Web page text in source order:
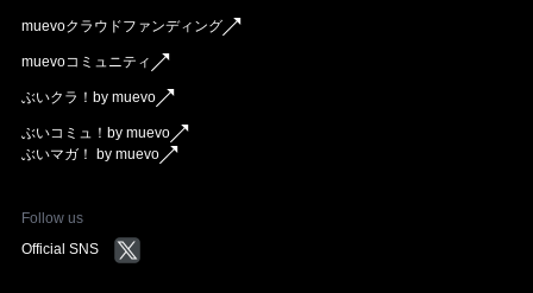
muevoクラウドファンディング
muevoコミュニティ
ぶいクラ！by muevo
ぶいコミュ！by muevo
ぶいマガ！ by muevo
Follow us
Official SNS